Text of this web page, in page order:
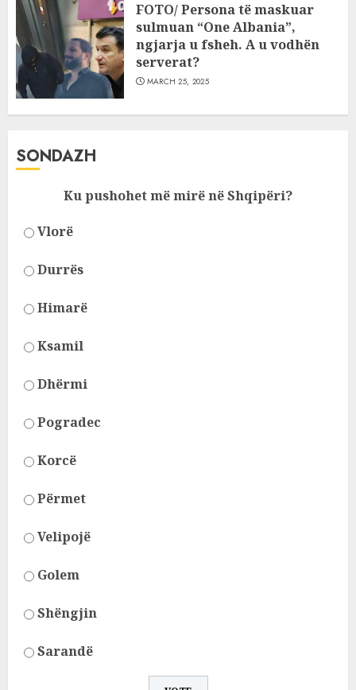
FOTO/ Persona të maskuar
sulmuan “One Albania”,
ngjarja u fsheh. A u vodhën
serverat?
MARCH 25, 2025
SONDAZH
Ku pushohet më mirë në Shqipëri?
Vlorë
Durrës
Himarë
Ksamil
Dhërmi
Pogradec
Korcë
Përmet
Velipojë
Golem
Shëngjin
Sarandë